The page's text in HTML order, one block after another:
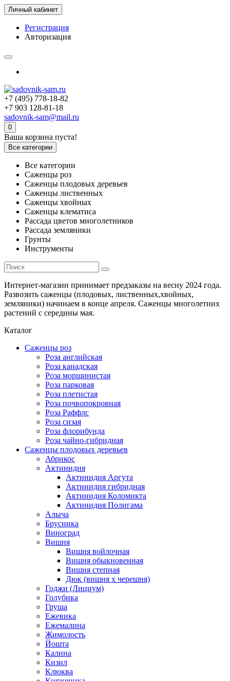
Личный кабинет
Регистрация
Авторизация
+7 (495) 778-18-82
+7 903 128-81-18
sadovnik-sam@mail.ru
0
Ваша корзина пуста!
Все категории
Все категории
Саженцы роз
Саженцы плодовых деревьев
Саженцы лиственных
Саженцы хвойных
Саженцы клематиса
Рассада цветов многолетников
Рассада земляники
Грунты
Инструменты
Интернет-магазин принимает предзаказы на весну 2024 года.
Развозить саженцы (плодовых, лиственных,хвойных,
земляники) начинаем в конце апреля. Саженцы многолетних
растений с середины мая.
Каталог
Саженцы роз
Роза английская
Роза канадская
Роза морщинистая
Роза парковая
Роза плетистая
Роза почвопокровная
Роза Раффлс
Роза сизая
Роза флорибунда
Роза чайно-гибридная
Саженцы плодовых деревьев
Абрикос
Актинидия
Актинидия Аргута
Актинидия гибридная
Актинидия Коломикта
Актинидия Полигама
Алыча
Брусника
Виноград
Вишня
Вишня войлочная
Вишня обыкновенная
Вишня степная
Дюк (вишня х черешня)
Годжи (Лициум)
Голубика
Груша
Ежевика
Ежемалина
Жимолость
Йошта
Калина
Кизил
Клюква